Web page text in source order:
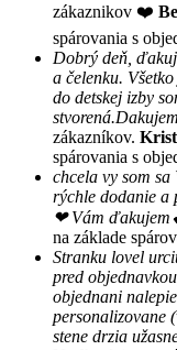
zákaznikov ❤️
spárovania s
Dobrý deň,
a čelenku.
do detskej izby
zákazníkov.
spárovania s
chcela vy som
rýchle dodanie a
❤ Vám
na základe
Stranku lovel
pred
objednani
personalizovane
stene drzia